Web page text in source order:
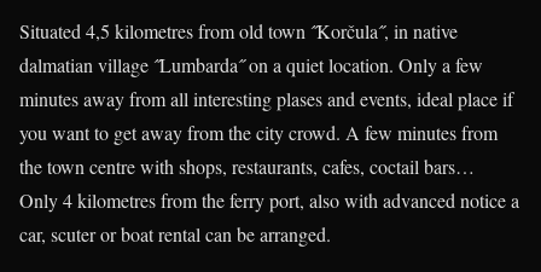
Situated 4,5 kilometres from old town ˝Korčula˝, in native
dalmatian village ˝Lumbarda˝ on a quiet location. Only a few
minutes away from all interesting plases and events, ideal place if
you want to get away from the city crowd. A few minutes from
the town centre with shops, restaurants, cafes, coctail bars…
Only 4 kilometres from the ferry port, also with advanced notice a
car, scuter or boat rental can be arranged.